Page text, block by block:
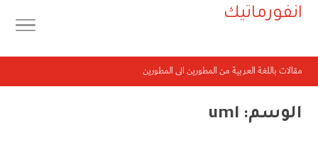
انفورماتيك
مقالات باللغة العربية من المطورين الى المطورين
الوسم: uml